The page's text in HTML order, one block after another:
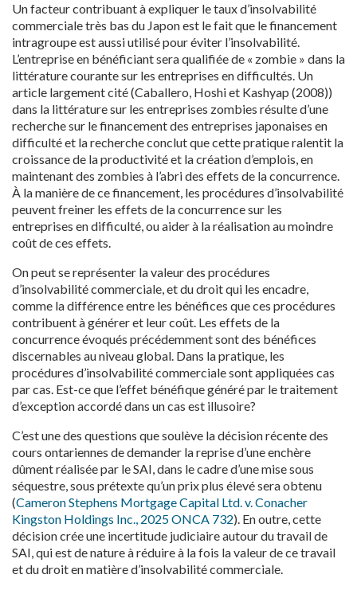
Un facteur contribuant à expliquer le taux d’insolvabilité
commerciale très bas du Japon est le fait que le financement
intragroupe est aussi utilisé pour éviter l’insolvabilité.
L’entreprise en bénéficiant sera qualifiée de « zombie » dans la
littérature courante sur les entreprises en difficultés. Un
article largement cité (Caballero, Hoshi et Kashyap (2008))
dans la littérature sur les entreprises zombies résulte d’une
recherche sur le financement des entreprises japonaises en
difficulté et la recherche conclut que cette pratique ralentit la
croissance de la productivité et la création d’emplois, en
maintenant des zombies à l’abri des effets de la concurrence.
À la manière de ce financement, les procédures d’insolvabilité
peuvent freiner les effets de la concurrence sur les
entreprises en difficulté, ou aider à la réalisation au moindre
coût de ces effets.
On peut se représenter la valeur des procédures
d’insolvabilité commerciale, et du droit qui les encadre,
comme la différence entre les bénéfices que ces procédures
contribuent à générer et leur coût. Les effets de la
concurrence évoqués précédemment sont des bénéfices
discernables au niveau global. Dans la pratique, les
procédures d’insolvabilité commerciale sont appliquées cas
par cas. Est-ce que l’effet bénéfique généré par le traitement
d’exception accordé dans un cas est illusoire?
C’est une des questions que soulève la décision récente des
cours ontariennes de demander la reprise d’une enchère
dûment réalisée par le SAI, dans le cadre d’une mise sous
séquestre, sous prétexte qu’un prix plus élevé sera obtenu
(Cameron Stephens Mortgage Capital Ltd. v. Conacher
Kingston Holdings Inc., 2025 ONCA 732). En outre, cette
décision crée une incertitude judiciaire autour du travail de
SAI, qui est de nature à réduire à la fois la valeur de ce travail
et du droit en matière d’insolvabilité commerciale.